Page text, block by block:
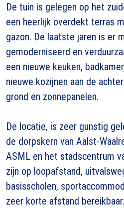
De tuin is gelegen op het
een heerlijk overdekt terras
gazon. De laatste jaren is er
gemoderniseerd en
een nieuwe keuken,
nieuwe kozijnen aan de
grond en zonnepanelen.
De locatie, is zeer gunstig
de dorpskern van Aalst-
ASML en het stadscentrum
zijn op loopafstand,
basisscholen,
zeer korte afstand bereikbaar.